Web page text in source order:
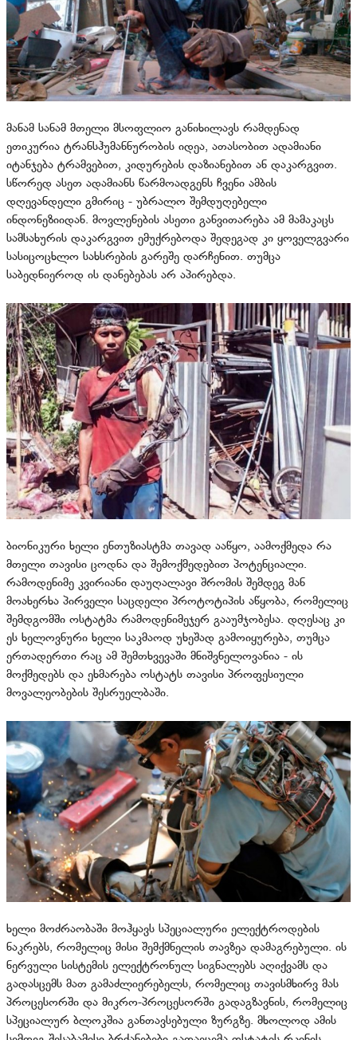
მანამ სანამ მთელი მსოფლიო განიხილავს რამდენად
ეთიკურია ტრანსჰუმანნურობის იდეა, ათასობით ადამიანი
იტანჯება ტრამვებით, კიდურების დაზიანებით ან დაკარგვით.
სწორედ ასეთ ადამიანს წარმოადგენს ჩვენი ამბის
დღევანდელი გმირიც - უბრალო შემდუღებელი
ინდონეზიიდან. მოვლენების ასეთი განვითარება ამ მამაკაცს
სამსახურის დაკარგვით ემუქრებოდა შედეგად კი ყოველგვარი
სასიცოცხლო სახსრების გარეშე დარჩენით. თუმცა
საბედნიეროდ ის დანებებას არ აპირებდა.
ბიონიკური ხელი ენთუზიასტმა თავად ააწყო, აამოქმედა რა
მთელი თავისი ცოდნა და შემოქმედებით პოტენციალი.
რამოდენიმე კვირიანი დაუღალავი შრომის შემდეგ მან
მოახერხა პირველი საცდელი პროტოტიპის აწყობა, რომელიც
შემდგომში ოსტატმა რამოდენიმეჯერ გააუმჯობესა. დღესაც კი
ეს ხელოვნური ხელი საკმაოდ უხეშად გამოიყურება, თუმცა
ერთადერთი რაც ამ შემთხვევაში მნიშვნელოვანია - ის
მოქმედებს და ეხმარება ოსტატს თავისი პროფესიული
მოვალეობების შესრუელბაში.
ხელი მოძრაობაში მოჰყავს სპეციალური ელექტროდების
ნაკრებს, რომელიც მისი შემქმნელის თავზეა დამაგრებული. ის
ნერვული სისტემის ელექტრონულ სიგნალებს აღიქვამს და
გადასცემს მათ გამაძლიერებელს, რომელიც თავისმხირვ მას
პროცესორში და მიკრო-პროცესორში გადაგზავნის, რომელიც
სპეციალურ ბლოკშია განთავსებული ზურგზე. მხოლოდ ამის